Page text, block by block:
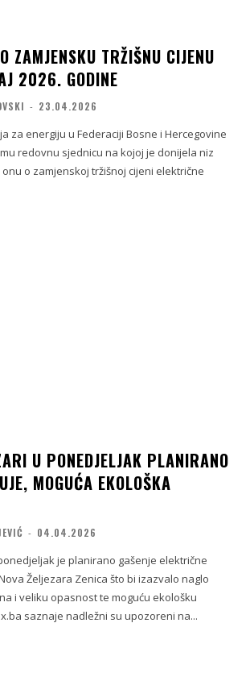
ZAMJENSKU TRŽIŠNU CIJENU
2026. GODINE
- 23.04.2026
za energiju u Federaciji Bosne i Hercegovine
redovnu sjednicu na kojoj je donijela niz
o zamjenskoj tržišnoj cijeni električne
U PONEDJELJAK PLANIRANO
MOGUĆA EKOLOŠKA
- 04.04.2026
je planirano gašenje električne
Željezara Zenica što bi izazvalo naglo
i veliku opasnost te moguću ekološku
Kako Klix.ba saznaje nadležni su upozoreni na...